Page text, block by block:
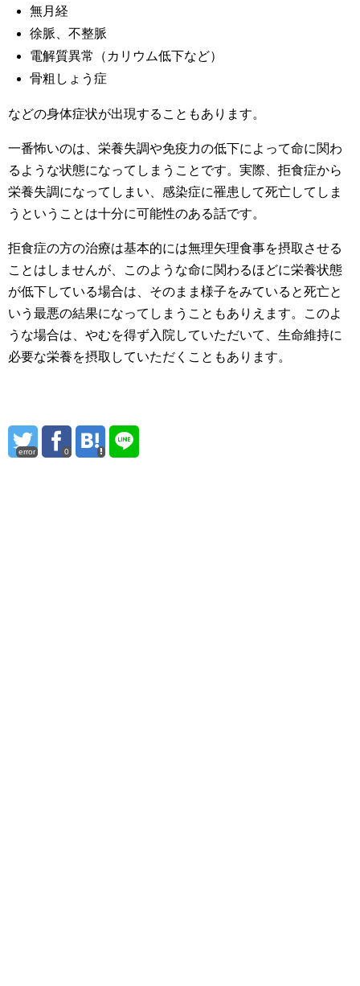
無月経
徐脈、不整脈
電解質異常（カリウム低下など）
骨粗しょう症
などの身体症状が出現することもあります。
一番怖いのは、栄養失調や免疫力の低下によって命に関わ
るような状態になってしまうことです。実際、拒食症から
栄養失調になってしまい、感染症に罹患して死亡してしま
うということは十分に可能性のある話です。
拒食症の方の治療は基本的には無理矢理食事を摂取させる
ことはしませんが、このような命に関わるほどに栄養状態
が低下している場合は、そのまま様子をみていると死亡と
いう最悪の結果になってしまうこともありえます。このよ
うな場合は、やむを得ず入院していただいて、生命維持に
必要な栄養を摂取していただくこともあります。
error 0